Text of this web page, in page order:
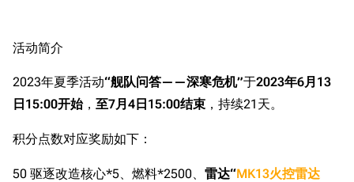
活动简介
2023年夏季活动“舰队问答——深寒危机”于2023年6月13
日15:00开始， 至7月4日15:00结束 ，持续21天。
积分点数对应奖励如下：
50 驱逐改造核心*5、燃料*2500、 雷达“MK13火控雷达